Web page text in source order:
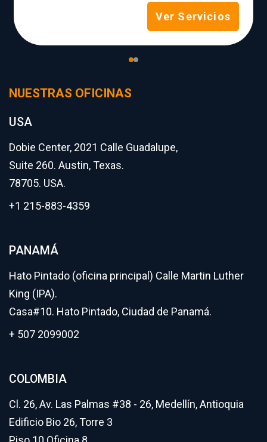
Ver Servicios
NUESTRAS OFICINAS
USA
Dobie Center, 2021 Calle Guadalupe,
Suite 260. Austin, Texas.
78705. USA.
+1 215-883-4359
PANAMÁ
Hato Pintado (oficina principal) Calle Martin Luther
King (IPA).
Casa#10. Hato Pintado, Ciudad de Panamá.
+ 507 2099002
COLOMBIA
Cl. 26, Av. Las Palmas #38 - 26, Medellín, Antioquia
Edificio Bio 26, Torre 3